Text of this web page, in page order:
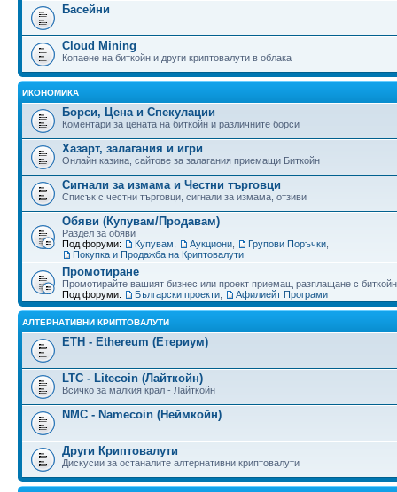
Басейни
Cloud Mining
Копаене на биткойн и други криптовалути в облака
ИКОНОМИКА
Борси, Цена и Спекулации
Коментари за цената на биткойн и различните борси
Хазарт, залагания и игри
Онлайн казина, сайтове за залагания приемащи Биткойн
Сигнали за измама и Честни търговци
Списък с честни търговци, сигнали за измама, отзиви
Обяви (Купувам/Продавам)
Раздел за обяви
Под форуми:
Купувам Аукциони Групови Поръчки
Покупка и Продажба на Криптовалути
Промотиране
Промотирайте вашият бизнес или проект приемащ разплащане с биткойн
Под форуми:
Български проекти Афилиейт Програми
АЛТЕРНАТИВНИ КРИПТОВАЛУТИ
ETH - Ethereum (Етериум)
LTC - Litecoin (Лайткойн)
Всичко за малкия крал - Лайткойн
NMC - Namecoin (Неймкойн)
Други Криптовалути
Дискусии за останалите алтернативни криптовалути